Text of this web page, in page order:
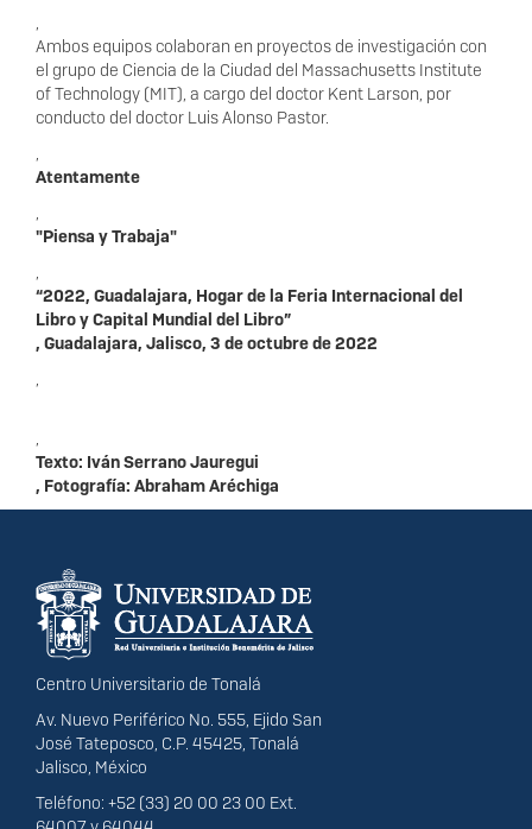
,
Ambos equipos colaboran en proyectos de investigación con
el grupo de Ciencia de la Ciudad del Massachusetts Institute
of Technology (MIT), a cargo del doctor Kent Larson, por
conducto del doctor Luis Alonso Pastor.
,
Atentamente
,
"Piensa y Trabaja"
,
“2022, Guadalajara, Hogar de la Feria Internacional del
Libro y Capital Mundial del Libro”
, Guadalajara, Jalisco, 3 de octubre de 2022
,
,
Texto: Iván Serrano Jauregui
, Fotografía: Abraham Aréchiga
Información del
portal
Centro Universitario de Tonalá
Av. Nuevo Periférico No. 555, Ejido San
José Tateposco, C.P. 45425, Tonalá
Jalisco, México
Teléfono: +52 (33) 20 00 23 00 Ext.